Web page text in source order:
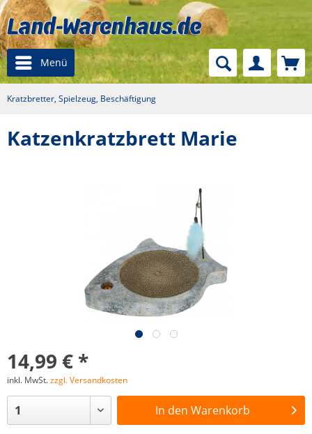
Menü
Kratzbretter, Spielzeug, Beschäftigung
Katzenkratzbrett Marie
14,99 € *
inkl. MwSt.zzgl. Versandkosten
In den Warenkorb